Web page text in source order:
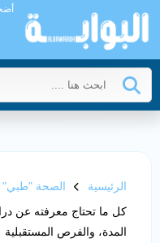
الرئيسية الصحة "طبي"
كل ما تحتاج معرفته عن
المدة، والفرص المستقبلية